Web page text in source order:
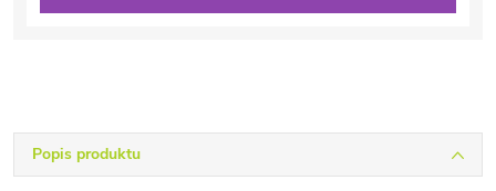
Popis produktu